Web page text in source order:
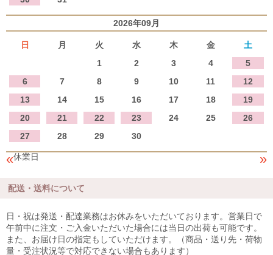
2026年09月
日 月 火 水 木 金
土
1
2 3 4
5
6
7 8 9 10 11
12
13
14 15 16 17 18
19
20
21 22 23 24 25
26
27
28 29 30
« »
休業日
配送・送料について
日・祝は発送・配達業務はお休みをいただいております。営業日で
午前中に注文・ご入金いただいた場合には当日の出荷も可能です。
また、お届け日の指定もしていただけます。（商品・送り先・荷物
量・受注状況等で対応できない場合もあります）